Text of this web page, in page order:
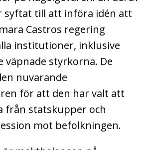
syftat till att införa idén att
Castros regering
institutioner, inklusive
väpnade styrkorna. De
nuvarande
för att den har valt att
från statskupper och
mot befolkningen.